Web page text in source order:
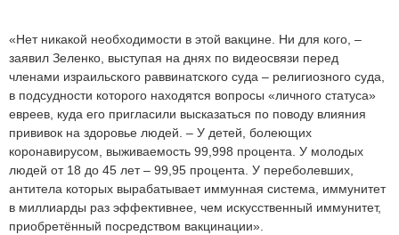
«Нет никакой необходимости в этой вакцине. Ни для кого, –
заявил Зеленко, выступая на днях по видеосвязи перед
членами израильского раввинатского суда – религиозного суда,
в подсудности которого находятся вопросы «личного статуса»
евреев, куда его пригласили высказаться по поводу влияния
прививок на здоровье людей. – У детей, болеющих
коронавирусом, выживаемость 99,998 процента. У молодых
людей от 18 до 45 лет – 99,95 процента. У переболевших,
антитела которых вырабатывает иммунная система, иммунитет
в миллиарды раз эффективнее, чем искусственный иммунитет,
приобретённый посредством вакцинации».